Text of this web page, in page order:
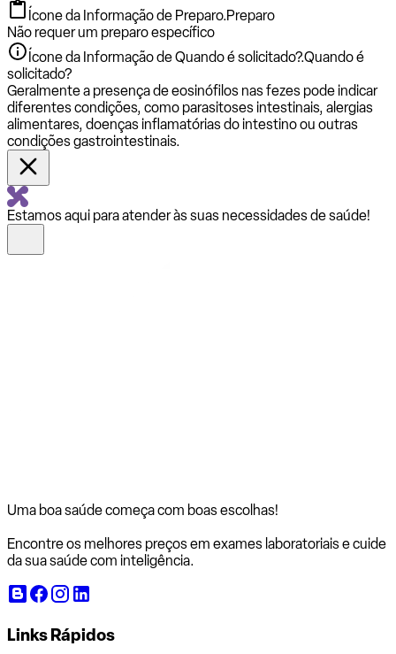
Ícone da Informação de Preparo.Preparo
Não requer um preparo específico
Ícone da Informação de Quando é solicitado?.Quando é
solicitado?
Geralmente a presença de eosinófilos nas fezes pode indicar
diferentes condições, como parasitoses intestinais, alergias
alimentares, doenças inflamatórias do intestino ou outras
condições gastrointestinais.
Estamos aqui para atender às suas necessidades de saúde!
Uma boa saúde começa com boas escolhas!
Encontre os melhores preços em exames laboratoriais e cuide
da sua saúde com inteligência.
Links Rápidos